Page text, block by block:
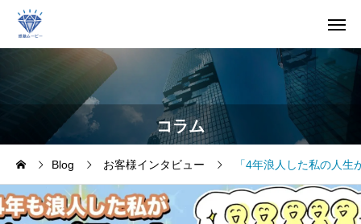
コラム
Blog お客様インタビュー 「4年浪人した私の人